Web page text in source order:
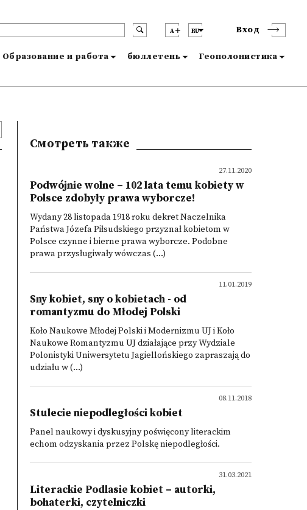
A RU Вход
Образование и работа бюллетень Геополонистика
Смотреть также
27.11.2020
Podwójnie wolne – 102 lata temu kobiety w
Polsce zdobyły prawa wyborcze!
Wydany 28 listopada 1918 roku dekret Naczelnika
Państwa Józefa Piłsudskiego przyznał kobietom w
Polsce czynne i bierne prawa wyborcze. Podobne
prawa przysługiwały wówczas (...)
11.01.2019
Sny kobiet, sny o kobietach - od
romantyzmu do Młodej Polski
Koło Naukowe Młodej Polski i Modernizmu UJ i Koło
Naukowe Romantyzmu UJ działające przy Wydziale
Polonistyki Uniwersytetu Jagiellońskiego zapraszają do
udziału w (...)
08.11.2018
Stulecie niepodległości kobiet
Panel naukowy i dyskusyjny poświęcony literackim
echom odzyskania przez Polskę niepodległości.
31.03.2021
Literackie Podlasie kobiet – autorki,
bohaterki, czytelniczki